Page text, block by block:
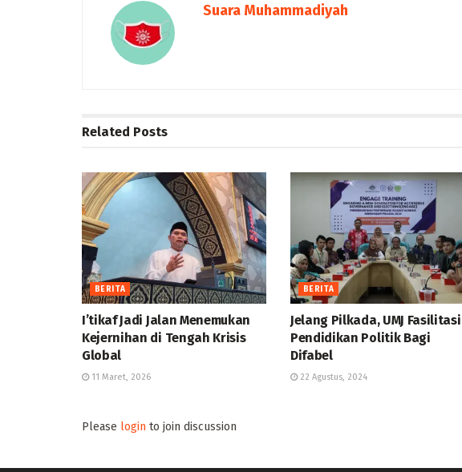
Suara Muhammadiyah
Related Posts
BERITA
I’tikaf Jadi Jalan Menemukan
Kejernihan di Tengah Krisis
Global
11 Maret, 2026
BERITA
Jelang Pilkada, UMJ Fasilitasi
Pendidikan Politik Bagi
Difabel
22 Agustus, 2024
Please login to join discussion